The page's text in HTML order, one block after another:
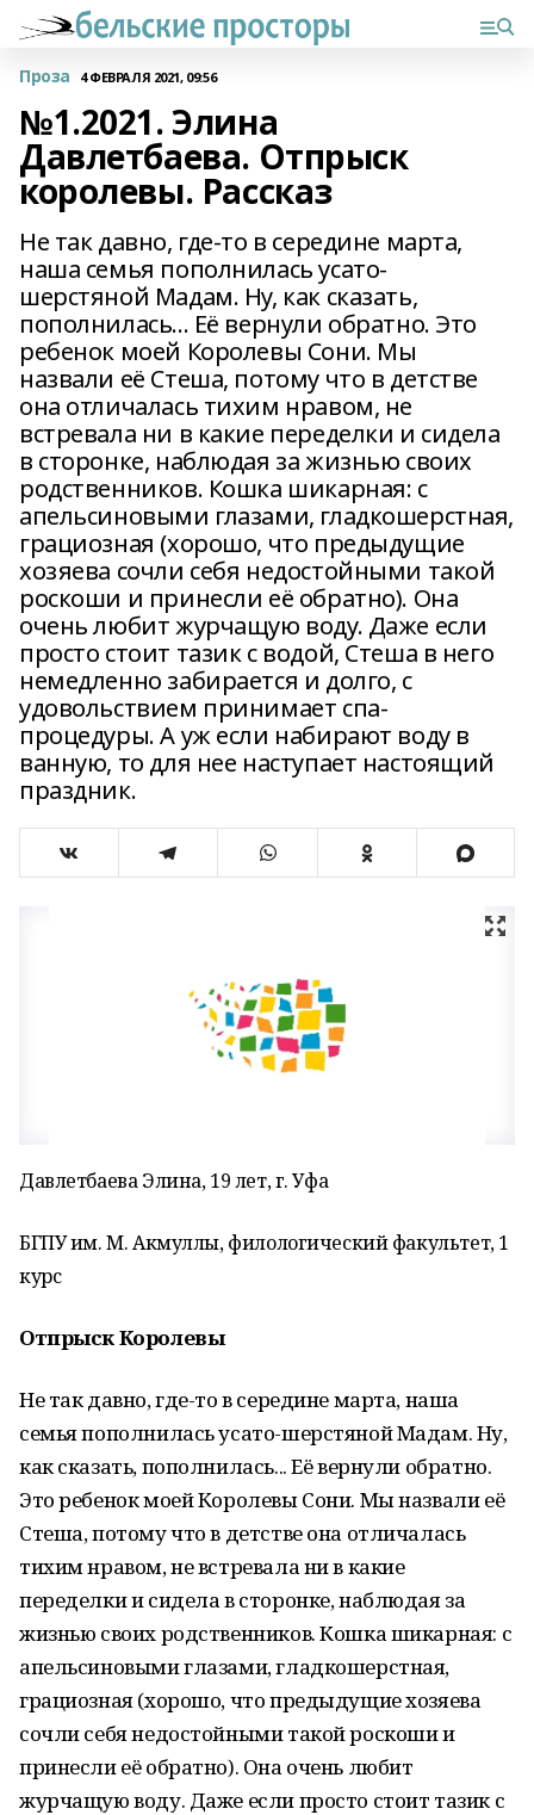
Проза 4 ФЕВРАЛЯ 2021, 09:56
№1.2021. Элина
Давлетбаева. Отпрыск
королевы. Рассказ
Не так давно, где-то в середине марта,
наша семья пополнилась усато-
шерстяной Мадам. Ну, как сказать,
пополнилась... Её вернули обратно. Это
ребенок моей Королевы Сони. Мы
назвали её Стеша, потому что в детстве
она отличалась тихим нравом, не
встревала ни в какие переделки и сидела
в сторонке, наблюдая за жизнью своих
родственников. Кошка шикарная: с
апельсиновыми глазами, гладкошерстная,
грациозная (хорошо, что предыдущие
хозяева сочли себя недостойными такой
роскоши и принесли её обратно). Она
очень любит журчащую воду. Даже если
просто стоит тазик с водой, Стеша в него
немедленно забирается и долго, с
удовольствием принимает спа-
процедуры. А уж если набирают воду в
ванную, то для нее наступает настоящий
праздник.
Давлетбаева Элина, 19 лет, г. Уфа
БГПУ им. М. Акмуллы, филологический факультет, 1
курс
Отпрыск Королевы
Не так давно, где-то в середине марта, наша
семья пополнилась усато-шерстяной Мадам. Ну,
как сказать, пополнилась... Её вернули обратно.
Это ребенок моей Королевы Сони. Мы назвали её
Стеша, потому что в детстве она отличалась
тихим нравом, не встревала ни в какие
переделки и сидела в сторонке, наблюдая за
жизнью своих родственников. Кошка шикарная: с
апельсиновыми глазами, гладкошерстная,
грациозная (хорошо, что предыдущие хозяева
сочли себя недостойными такой роскоши и
принесли её обратно). Она очень любит
журчащую воду. Даже если просто стоит тазик с